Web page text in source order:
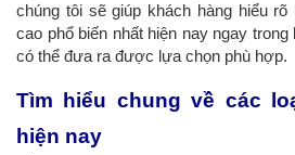
chúng tôi sẽ giúp khách hàng hiểu
cao phổ biến nhất hiện nay ngay
có thể đưa ra được lựa chọn phù hợp.
Tìm hiểu chung về các
hiện nay